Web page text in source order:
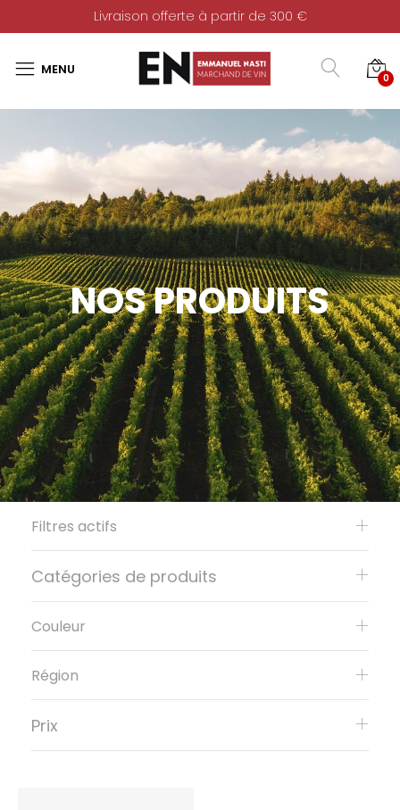
Livraison offerte à partir de 300 €
0
NOS PRODUITS
Filtres actifs
Catégories de produits
Couleur
Région
Prix